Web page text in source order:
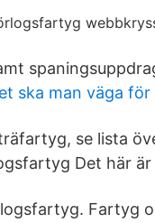
ska man väga för
se lista
Det här
Fartyg